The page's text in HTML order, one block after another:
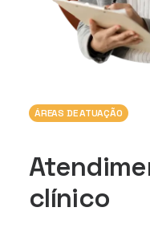
ÁREAS DE ATUAÇÃO
clínico